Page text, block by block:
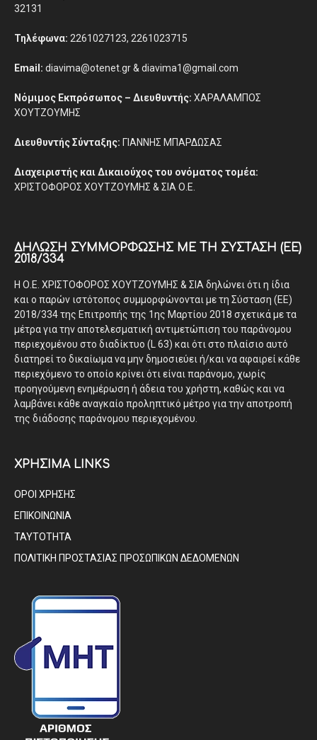
32131
Τηλέφωνα: 2261027123, 2261023715
Email: diavima@otenet.gr & diavima1@gmail.com
Νόμιμος Εκπρόσωπος – Διευθυντής: ΧΑΡΑΛΑΜΠΟΣ
ΧΟΥΤΖΟΥΜΗΣ
Διευθυντής Σύνταξης: ΓΙΑΝΝΗΣ ΜΠΑΡΔΩΣΑΣ
Διαχειριστής και Δικαιούχος του ονόματος τομέα:
ΧΡΙΣΤΟΦΟΡΟΣ ΧΟΥΤΖΟΥΜΗΣ & ΣΙΑ Ο.Ε.
ΔΉΛΩΣΗ ΣΥΜΜΌΡΦΩΣΗΣ ΜΕ ΤΗ ΣΎΣΤΑΣΗ (ΕΕ)
2018/334
Η Ο.Ε. ΧΡΙΣΤΟΦΟΡΟΣ ΧΟΥΤΖΟΥΜΗΣ & ΣΙΑ δηλώνει ότι η ίδια
και ο παρών ιστότοπος συμμορφώνονται με τη Σύσταση (ΕΕ)
2018/334 της Επιτροπής της 1ης Μαρτίου 2018 σχετικά με τα
μέτρα για την αποτελεσματική αντιμετώπιση του παράνομου
περιεχομένου στο διαδίκτυο (L 63) και ότι στο πλαίσιο αυτό
διατηρεί το δικαίωμα να μην δημοσιεύει ή/και να αφαιρεί κάθε
περιεχόμενο το οποίο κρίνει ότι είναι παράνομο, χωρίς
προηγούμενη ενημέρωση ή άδεια του χρήστη, καθώς και να
λαμβάνει κάθε αναγκαίο προληπτικό μέτρο για την αποτροπή
της διάδοσης παράνομου περιεχομένου.
ΧΡΗΣΙΜΑ LINKS
ΟΡΟΙ ΧΡΗΣΗΣ
ΕΠΙΚΟΙΝΩΝΙΑ
ΤΑΥΤΟΤΗΤΑ
ΠΟΛΙΤΙΚΗ ΠΡΟΣΤΑΣΙΑΣ ΠΡΟΣΩΠΙΚΩΝ ΔΕΔΟΜΕΝΩΝ